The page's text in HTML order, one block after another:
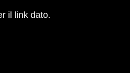
il link dato.